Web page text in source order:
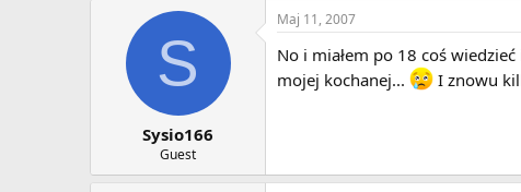
S
Sysio166
Guest
Maj 11, 2007
No i miałem po 18 coś
mojej kochanej...
I znowu